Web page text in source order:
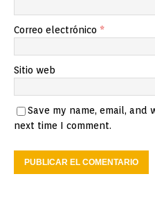
Correo electrónico *
Sitio web
Save my name, email,
next time I comment.